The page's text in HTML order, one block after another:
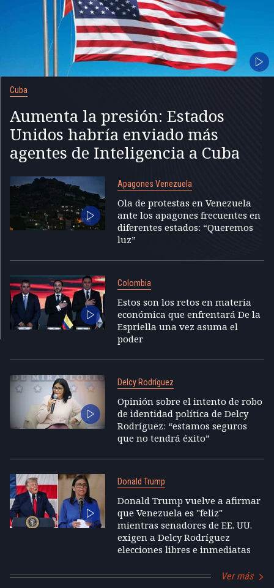
Cuba
Aumenta la presión: Estados
Unidos habría enviado más
agentes de Inteligencia a Cuba
Apagones Venezuela
Ola de protestas en Venezuela
ante los apagones frecuentes en
diferentes estados: “Queremos
luz”
Colombia
Estos son los retos en materia
económica que enfrentará De la
Espriella una vez asuma el
poder
Delcy Rodríguez
Opinión sobre el intento de robo
de identidad política de Delcy
Rodríguez: “estamos seguros
que no tendrá éxito”
Donald Trump
Donald Trump vuelve a afirmar
que Venezuela es "feliz"
mientras senadores de EE. UU.
exigen a Delcy Rodríguez
elecciones libres e inmediatas
Ver más